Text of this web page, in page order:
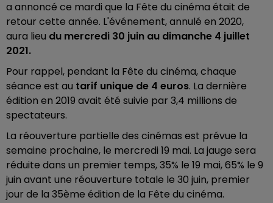
a annoncé ce mardi que la Fête du cinéma était de
retour cette année. L'événement, annulé en 2020,
aura lieu du mercredi 30 juin au dimanche 4 juillet
2021.
Pour rappel, pendant la Fête du cinéma, chaque
séance est au tarif unique de 4 euros. La dernière
édition en 2019 avait été suivie par 3,4 millions de
spectateurs.
La réouverture partielle des cinémas est prévue la
semaine prochaine, le mercredi 19 mai. La jauge sera
réduite dans un premier temps, 35% le 19 mai, 65% le 9
juin avant une réouverture totale le 30 juin, premier
jour de la 35ème édition de la Fête du cinéma.